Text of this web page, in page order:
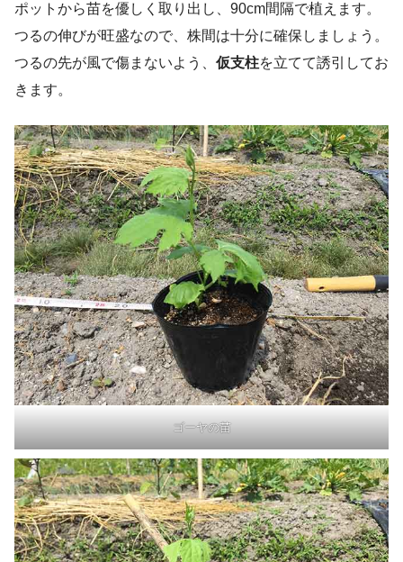
ポットから苗を優しく取り出し、90cm間隔で植えます。
つるの伸びが旺盛なので、株間は十分に確保しましょう。
つるの先が風で傷まないよう、 仮支柱を立てて誘引してお
きます。
ゴーヤの苗